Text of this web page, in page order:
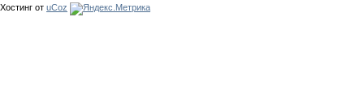
Хостинг от uCoz